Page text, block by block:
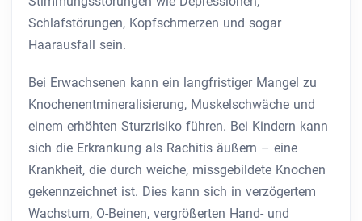
Schlafstörungen, Kopfschmerzen und sogar
Haarausfall sein.
Bei Erwachsenen kann ein langfristiger Mangel zu
Knochenentmineralisierung, Muskelschwäche und
einem erhöhten Sturzrisiko führen. Bei Kindern kann
sich die Erkrankung als Rachitis äußern – eine
Krankheit, die durch weiche, missgebildete Knochen
gekennzeichnet ist. Dies kann sich in verzögertem
Wachstum, O-Beinen, vergrößerten Hand- und